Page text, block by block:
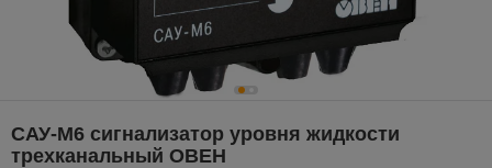
САУ-М6 сигнализатор уровня жидкости
трехканальный ОВЕН